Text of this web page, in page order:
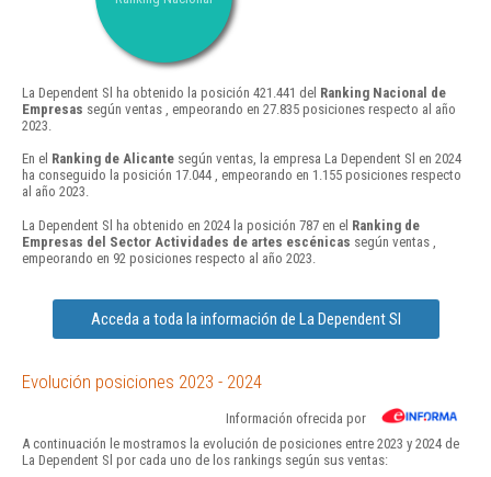
La Dependent Sl ha obtenido la posición 421.441 del Ranking Nacional de
Empresas según ventas , empeorando en 27.835 posiciones respecto al año
2023.
En el Ranking de Alicante según ventas, la empresa La Dependent Sl en 2024
ha conseguido la posición 17.044 , empeorando en 1.155 posiciones respecto
al año 2023.
La Dependent Sl ha obtenido en 2024 la posición 787 en el Ranking de
Empresas del Sector Actividades de artes escénicas según ventas ,
empeorando en 92 posiciones respecto al año 2023.
Acceda a toda la información de La Dependent Sl
Evolución posiciones 2023 - 2024
Información ofrecida por
A continuación le mostramos la evolución de posiciones entre 2023 y 2024 de
La Dependent Sl por cada uno de los rankings según sus ventas: